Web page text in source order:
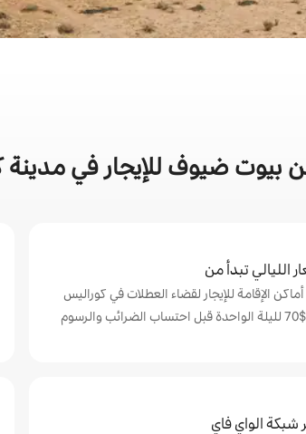
بيوت ضيوف للإيجار في مدينة
الليالي تبدأ من
أماكن الإقامة للإيجار لقضاء العطلات في كوراليس
شبكة الواي فاي